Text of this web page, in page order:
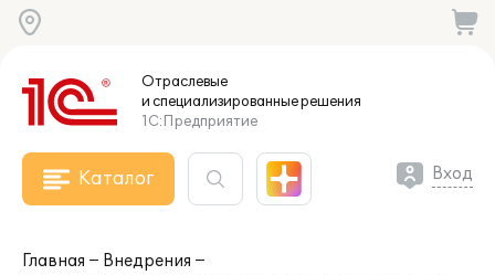
Отраслевые
и специализированныерешения
1С:Предприятие
Каталог Вход
Главная
Внедрения